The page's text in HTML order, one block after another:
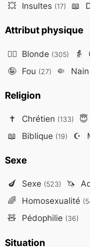
💥 Insultes (17) 📖
Attribut physique
👱‍♀️ Blonde (305) 👵
🤪 Fou (27) 🤏 Nain
Religion
✝️ Chrétien (133) 😇
📖 Biblique (19) ☪️
Sexe
🍆 Sexe (523) 🦄
🌈 Homosexualité
🧸 Pédophilie (36)
Situation